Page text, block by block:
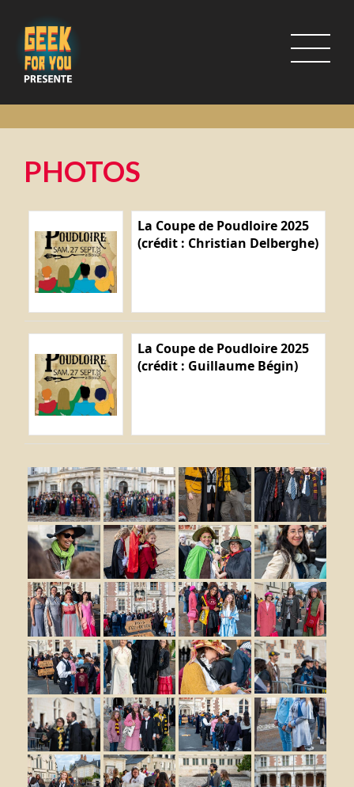
PHOTOS
La Coupe de Poudloire 2025
(crédit : Christian Delberghe)
La Coupe de Poudloire 2025
(crédit : Guillaume Bégin)